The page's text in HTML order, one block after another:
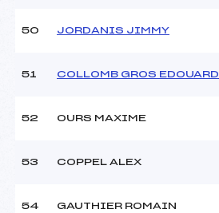
50 JORDANIS JIMMY
51 COLLOMB GROS EDOUARD
52 OURS MAXIME
53 COPPEL ALEX
54 GAUTHIER ROMAIN